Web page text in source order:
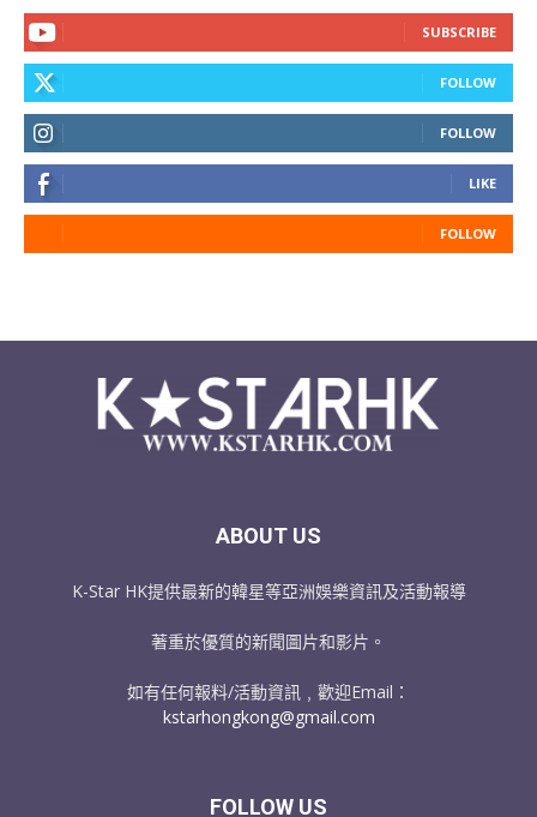
SUBSCRIBE
FOLLOW
FOLLOW
LIKE
FOLLOW
ABOUT US
K-Star HK提供最新的韓星等亞洲娛樂資訊及活動報導
著重於優質的新聞圖片和影片。
如有任何報料/活動資訊﹐歡迎Email：
kstarhongkong@gmail.com
FOLLOW US